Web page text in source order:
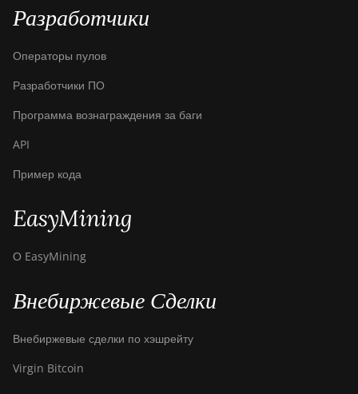
Разработчики
Операторы пулов
Разработчики ПО
Программа вознаграждения за баги
API
Пример кода
EasyMining
О EasyMining
Внебиржевые Сделки
Внебиржевые сделки по хэшрейту
Virgin Bitcoin